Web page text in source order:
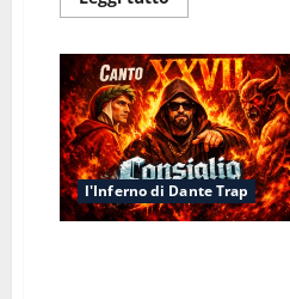
di
Inferno
Canto
XXVIII:
Nona
Bolgia
(Contrappasso
Trap)
l'Inferno di Dante Trap